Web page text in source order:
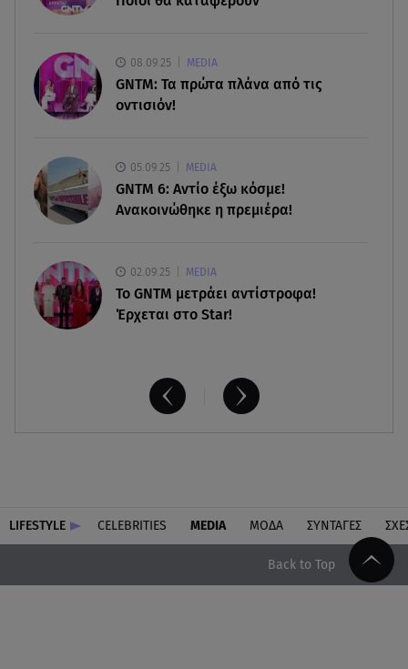
αστυνομικοί της ΔΙΑΣ
09.08.26 , 03:00
Εορτολόγιο: Ποιοι γιορτάζουν στις 9 Αυγούστου
από μεζονέτα
08.09.25 MEDIA
GNTM: Τα πρώτα πλάνα από τις
οντισιόν!
05.09.25 MEDIA
GNTM 6: Αντίο έξω κόσμε!
Ανακοινώθηκε η πρεμιέρα!
02.09.25 MEDIA
Το GNTM μετράει αντίστροφα!
Έρχεται στο Star!
LIFESTYLE CELEBRITIES MEDIA ΜΟΔΑ ΣΥΝΤΑΓΕΣ
Back to Top